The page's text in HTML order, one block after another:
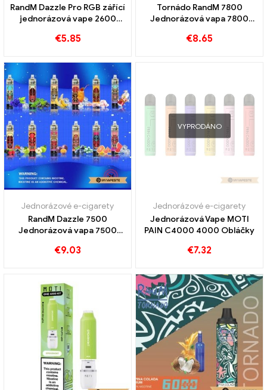
RandM Dazzle Pro RGB zářící
jednorázová vape 2600
€5.85
Tornádo RandM 7800
Jednorázová vapa 7800
€8.65
Jednorázové e-cigarety
RandM Dazzle 7500
Jednorázová vapa 7500
€9.03
VYPRODÁNO
Jednorázové e-cigarety
Jednorázová Vape MOTI
PAIN C4000 4000 Obláčky
€7.32